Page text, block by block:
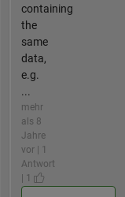
containing
the
same
data,
e.g.
...
mehr
als 8
Jahre
vor | 1
Antwort
| 1